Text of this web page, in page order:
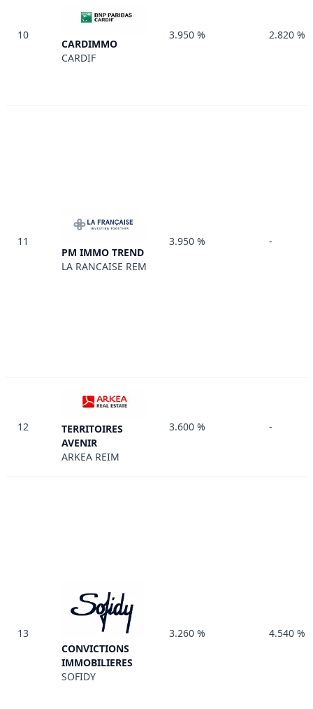
10
CARDIMMO
CARDIF
3.950 % 2.820 %
11
PM IMMO TREND
LA RANCAISE REM
3.950 % -
12
TERRITOIRES
AVENIR
ARKEA REIM
3.600 % -
13
CONVICTIONS
IMMOBILIERES
SOFIDY
3.260 % 4.540 %